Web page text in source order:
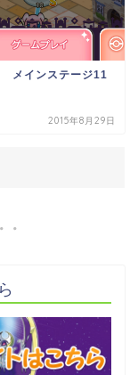
メインステージ11
2015年8月29日